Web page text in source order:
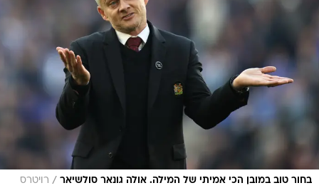
בחור טוב במובן הכי אמיתי של המילה. אולה גונאר סולשיאר / רויטרס